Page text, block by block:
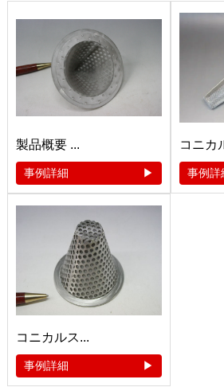
製品概要 ...
事例詳細
コニカ
事例詳
コニカルス...
事例詳細